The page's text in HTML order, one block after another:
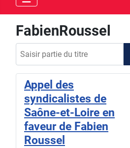
FabienRoussel
Appel des
syndicalistes de
Saône-et-Loire en
faveur de Fabien
Roussel